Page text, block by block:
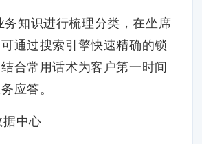
务知识进行梳理分类，在坐席
通过搜索引擎快速精确的锁
合常用话术为客户第一时间
应答。
中心